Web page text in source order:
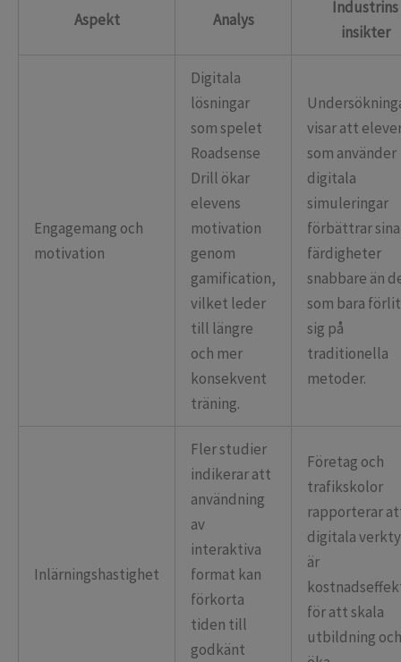
Aspekt Analys
Industrins
insikter
Engagemang och
motivation
Digitala
lösningar
som spelet
Roadsense
Drill ökar
elevens
motivation
genom
gamification,
vilket leder
till längre
och mer
konsekvent
träning.
visar att
som använder
digitala
simuleringar
förbättrar sina
färdigheter
snabbare än
som bara
sig på
traditionella
metoder.
Inlärningshastighet
Fler studier
indikerar att
användning
av
interaktiva
format kan
förkorta
tiden till
godkänt
Företag och
trafikskolor
rapporterar
digitala
är
för att skala
utbildning och